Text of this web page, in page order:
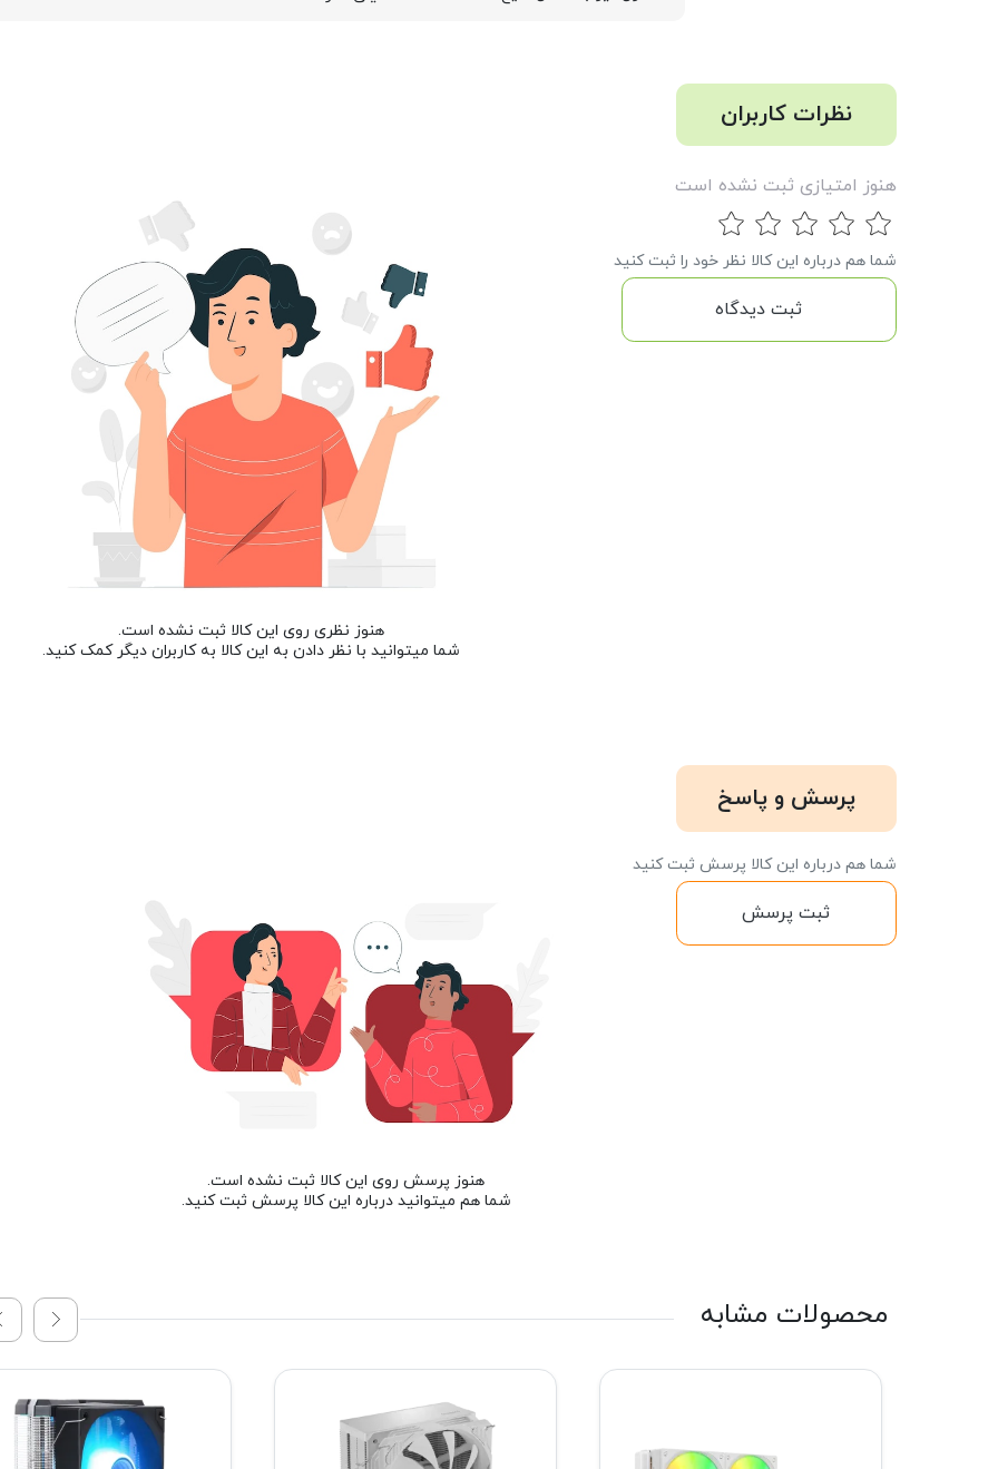
نظرات کاربران
هنوز امتیازی ثبت نشده است
شما هم درباره این کالا نظر خود را ثبت کنید
ثبت دیدگاه
هنوز نظری روی این کالا ثبت نشده است.
شما میتوانید با نظر دادن به این کالا به کاربران دیگر کمک کنید.
پرسش و پاسخ
شما هم درباره این کالا پرسش ثبت کنید
ثبت پرسش
هنوز پرسش روی این کالا ثبت نشده است.
شما هم میتوانید درباره این کالا پرسش ثبت کنید.
محصولات مشابه